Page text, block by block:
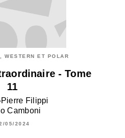
WESTERN ET POLAR
- Tome
11
Filippi
Camboni
05/2024